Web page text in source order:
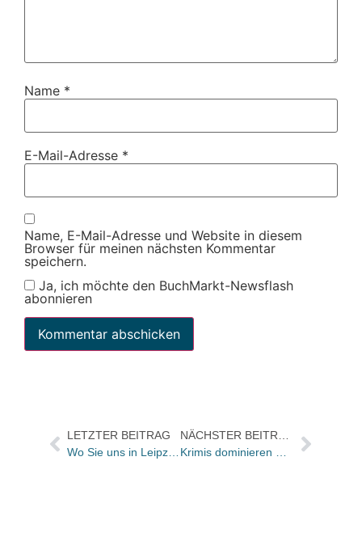
Name *
E-Mail-Adresse *
Name, E-Mail-Adresse und Website in diesem
Browser für meinen nächsten Kommentar
speichern.
Ja, ich möchte den BuchMarkt-Newsflash
abonnieren
LETZTER BEITRAG
Wo Sie uns in Leipzig finden